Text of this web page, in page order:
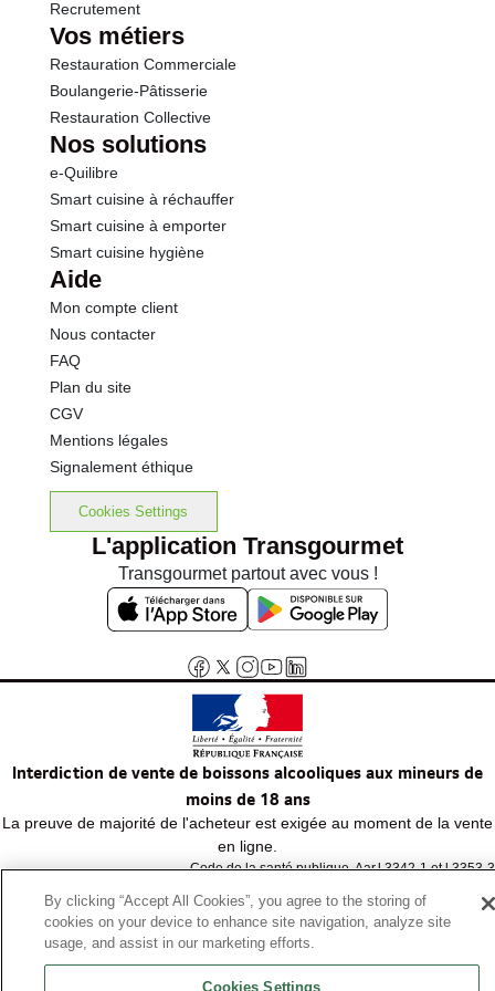
Recrutement
Vos métiers
Restauration Commerciale
Boulangerie-Pâtisserie
Restauration Collective
Nos solutions
e-Quilibre
Smart cuisine à réchauffer
Smart cuisine à emporter
Smart cuisine hygiène
Aide
Mon compte client
Nous contacter
FAQ
Plan du site
CGV
Mentions légales
Signalement éthique
Cookies Settings
L'application Transgourmet
Transgourmet partout avec vous !
Interdiction de vente de boissons alcooliques aux mineurs de
moins de 18 ans
La preuve de majorité de l'acheteur est exigée au moment de la vente
en ligne.
Code de la santé publique, Aar.l.3342-1 et l.3353-3
© Tous droits réservés
By clicking “Accept All Cookies”, you agree to the storing of
cookies on your device to enhance site navigation, analyze site
usage, and assist in our marketing efforts.
Cookies Settings